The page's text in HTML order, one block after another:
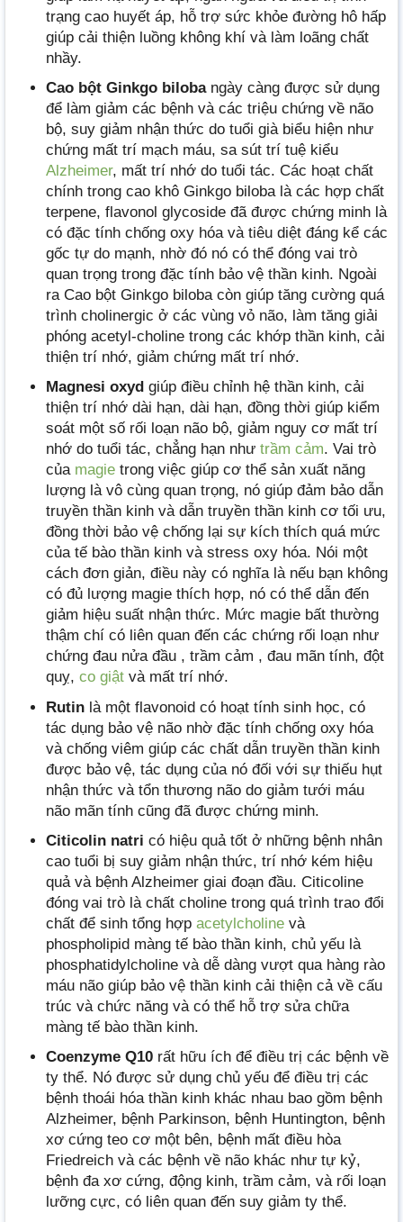
trạng cao huyết áp, hỗ trợ sức khỏe đường hô hấp
giúp cải thiện luồng không khí và làm loãng chất
nhầy.
Cao bột Ginkgo biloba ngày càng được sử dụng
để làm giảm các bệnh và các triệu chứng về não
bộ, suy giảm nhận thức do tuổi già biểu hiện như
chứng mất trí mạch máu, sa sút trí tuệ kiểu
Alzheimer, mất trí nhớ do tuổi tác. Các hoạt chất
chính trong cao khô Ginkgo biloba là các hợp chất
terpene, flavonol glycoside đã được chứng minh là
có đặc tính chống oxy hóa và tiêu diệt đáng kể các
gốc tự do mạnh, nhờ đó nó có thể đóng vai trò
quan trọng trong đặc tính bảo vệ thần kinh. Ngoài
ra Cao bột Ginkgo biloba còn giúp tăng cường quá
trình cholinergic ở các vùng vỏ não, làm tăng giải
phóng acetyl-choline trong các khớp thần kinh, cải
thiện trí nhớ, giảm chứng mất trí nhớ.
Magnesi oxyd giúp điều chỉnh hệ thần kinh, cải
thiện trí nhớ dài hạn, dài hạn, đồng thời giúp kiểm
soát một số rối loạn não bộ, giảm nguy cơ mất trí
nhớ do tuổi tác, chẳng hạn như trầm cảm. Vai trò
của magie trong việc giúp cơ thể sản xuất năng
lượng là vô cùng quan trọng, nó giúp đảm bảo dẫn
truyền thần kinh và dẫn truyền thần kinh cơ tối ưu,
đồng thời bảo vệ chống lại sự kích thích quá mức
của tế bào thần kinh và stress oxy hóa. Nói một
cách đơn giản, điều này có nghĩa là nếu bạn không
có đủ lượng magie thích hợp, nó có thể dẫn đến
giảm hiệu suất nhận thức. Mức magie bất thường
thậm chí có liên quan đến các chứng rối loạn như
chứng đau nửa đầu , trầm cảm , đau mãn tính, đột
quỵ, co giật và mất trí nhớ.
Rutin là một flavonoid có hoạt tính sinh học, có
tác dụng bảo vệ não nhờ đặc tính chống oxy hóa
và chống viêm giúp các chất dẫn truyền thần kinh
được bảo vệ, tác dụng của nó đối với sự thiếu hụt
nhận thức và tổn thương não do giảm tưới máu
não mãn tính cũng đã được chứng minh.
Citicolin natri có hiệu quả tốt ở những bệnh nhân
cao tuổi bị suy giảm nhận thức, trí nhớ kém hiệu
quả và bệnh Alzheimer giai đoạn đầu. Citicoline
đóng vai trò là chất choline trong quá trình trao đổi
chất để sinh tổng hợp acetylcholine và
phospholipid màng tế bào thần kinh, chủ yếu là
phosphatidylcholine và dễ dàng vượt qua hàng rào
máu não giúp bảo vệ thần kinh cải thiện cả về cấu
trúc và chức năng và có thể hỗ trợ sửa chữa
màng tế bào thần kinh.
Coenzyme Q10 rất hữu ích để điều trị các bệnh về
ty thể. Nó được sử dụng chủ yếu để điều trị các
bệnh thoái hóa thần kinh khác nhau bao gồm bệnh
Alzheimer, bệnh Parkinson, bệnh Huntington, bệnh
xơ cứng teo cơ một bên, bệnh mất điều hòa
Friedreich và các bệnh về não khác như tự kỷ,
bệnh đa xơ cứng, động kinh, trầm cảm, và rối loạn
lưỡng cực, có liên quan đến suy giảm ty thể.